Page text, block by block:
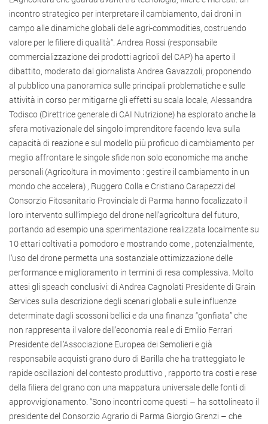
incontro strategico per interpretare il cambiamento, dai droni in
campo alle dinamiche globali delle agri-commodities, costruendo
valore per le filiere di qualità“. Andrea Rossi (responsabile
commercializzazione dei prodotti agricoli del CAP) ha aperto il
dibattito, moderato dal giornalista Andrea Gavazzoli, proponendo
al pubblico una panoramica sulle principali problematiche e sulle
attività in corso per mitigarne gli effetti su scala locale, Alessandra
Todisco (Direttrice generale di CAI Nutrizione) ha esplorato anche la
sfera motivazionale del singolo imprenditore facendo leva sulla
capacità di reazione e sul modello più proficuo di cambiamento per
meglio affrontare le singole sfide non solo economiche ma anche
personali (Agricoltura in movimento : gestire il cambiamento in un
mondo che accelera) , Ruggero Colla e Cristiano Carapezzi del
Consorzio Fitosanitario Provinciale di Parma hanno focalizzato il
loro intervento sull’impiego del drone nell’agricoltura del futuro,
portando ad esempio una sperimentazione realizzata localmente su
10 ettari coltivati a pomodoro e mostrando come , potenzialmente,
l’uso del drone permetta una sostanziale ottimizzazione delle
performance e miglioramento in termini di resa complessiva. Molto
attesi gli speach conclusivi: di Andrea Cagnolati Presidente di Grain
Services sulla descrizione degli scenari globali e sulle influenze
determinate dagli scossoni bellici e da una finanza “gonfiata” che
non rappresenta il valore dell’economia real e di Emilio Ferrari
Presidente dell’Associazione Europea dei Semolieri e già
responsabile acquisti grano duro di Barilla che ha tratteggiato le
rapide oscillazioni del contesto produttivo , rapporto tra costi e rese
della filiera del grano con una mappatura universale delle fonti di
approvvigionamento. “Sono incontri come questi – ha sottolineato il
presidente del Consorzio Agrario di Parma Giorgio Grenzi – che